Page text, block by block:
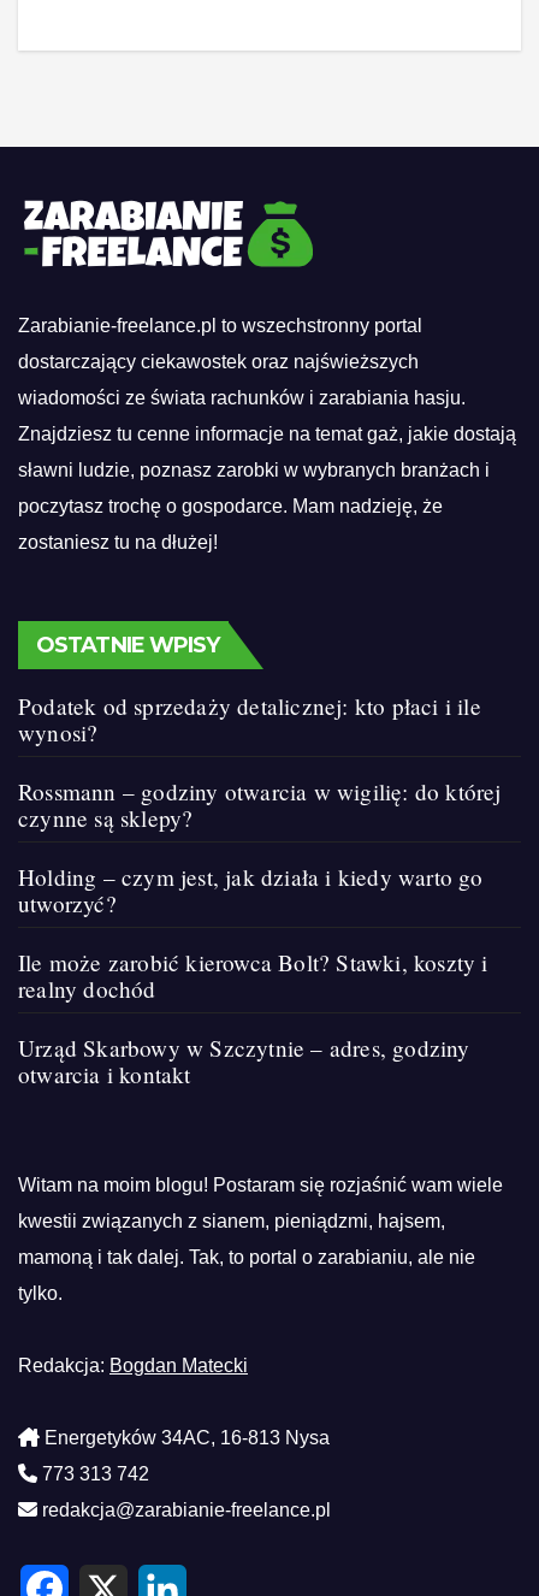
Zarabianie-freelance.pl to wszechstronny portal
dostarczający ciekawostek oraz najświeższych
wiadomości ze świata rachunków i zarabiania hasju.
Znajdziesz tu cenne informacje na temat gaż, jakie dostają
sławni ludzie, poznasz zarobki w wybranych branżach i
poczytasz trochę o gospodarce. Mam nadzieję, że
zostaniesz tu na dłużej!
OSTATNIE WPISY
Podatek od sprzedaży detalicznej: kto płaci i ile
wynosi?
Rossmann – godziny otwarcia w wigilię: do której
czynne są sklepy?
Holding – czym jest, jak działa i kiedy warto go
utworzyć?
Ile może zarobić kierowca Bolt? Stawki, koszty i
realny dochód
Urząd Skarbowy w Szczytnie – adres, godziny
otwarcia i kontakt
Witam na moim blogu! Postaram się rozjaśnić wam wiele
kwestii związanych z sianem, pieniądzmi, hajsem,
mamoną i tak dalej. Tak, to portal o zarabianiu, ale nie
tylko.
Redakcja: Bogdan Matecki
Energetyków 34AC, 16-813 Nysa
773 313 742
redakcja@zarabianie-freelance.pl
F
X